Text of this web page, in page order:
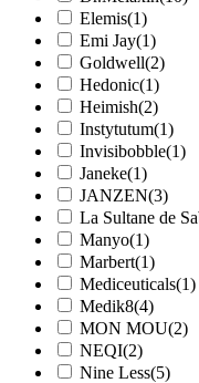
Elemis(1)
Emi Jay(1)
Goldwell(2)
Hedonic(1)
Heimish(2)
Instytutum(1)
Invisibobble(1)
Janeke(1)
JANZEN(3)
La Sultane de
Manyo(1)
Marbert(1)
Mediceuticals(1)
Medik8(4)
MON MOU(2)
NEQI(2)
Nine Less(5)